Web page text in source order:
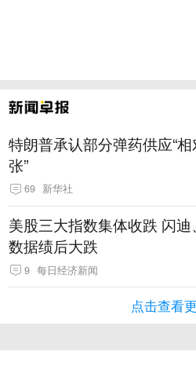
特朗普承认部分弹药供应“
张”
69 新华社
美股三大指数集体收跌 闪迪
数据绩后大跌
9 每日经济新闻
点击查看